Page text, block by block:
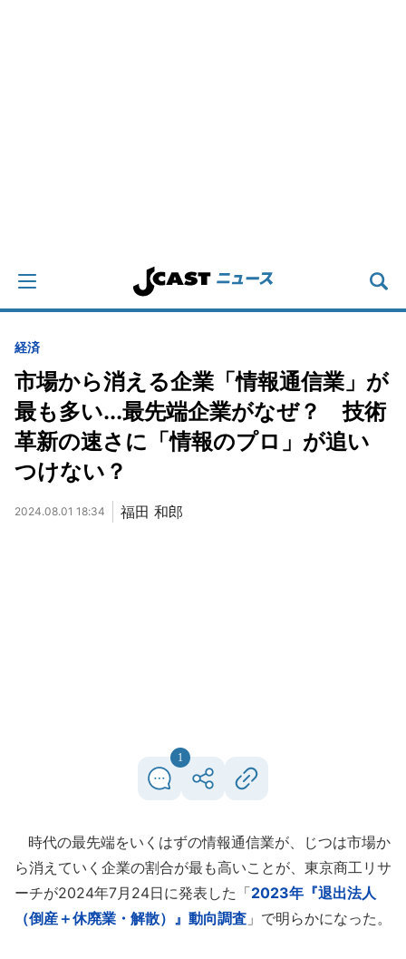
経済
市場から消える企業「情報通信業」が
最も多い...最先端企業がなぜ？ 技術
革新の速さに「情報のプロ」が追い
つけない？
2024.08.01 18:34 福田 和郎
1
時代の最先端をいくはずの情報通信業が、じつは市場か
ら消えていく企業の割合が最も高いことが、東京商工リサ
ーチが2024年7月24日に発表した「2023年『退出法人
（倒産＋休廃業・解散）』動向調査 」で明らかになった。